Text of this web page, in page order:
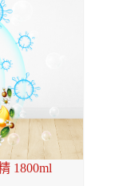
1800ml